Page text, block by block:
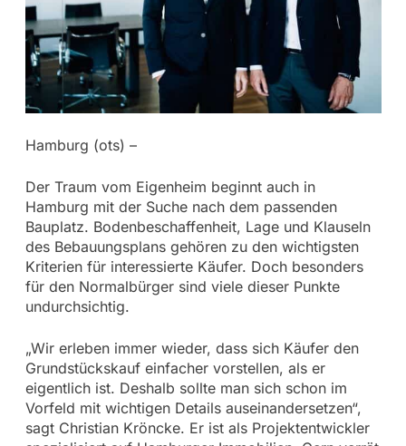
Hamburg (ots) –
Der Traum vom Eigenheim beginnt auch in
Hamburg mit der Suche nach dem passenden
Bauplatz. Bodenbeschaffenheit, Lage und Klauseln
des Bebauungsplans gehören zu den wichtigsten
Kriterien für interessierte Käufer. Doch besonders
für den Normalbürger sind viele dieser Punkte
undurchsichtig.
„Wir erleben immer wieder, dass sich Käufer den
Grundstückskauf einfacher vorstellen, als er
eigentlich ist. Deshalb sollte man sich schon im
Vorfeld mit wichtigen Details auseinandersetzen“,
sagt Christian Kröncke. Er ist als Projektentwickler